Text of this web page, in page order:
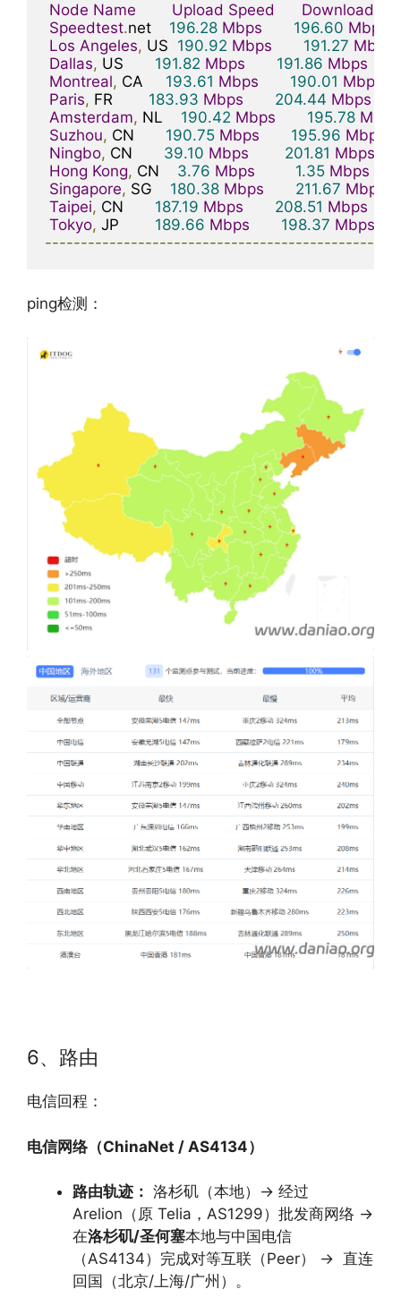
Node Name Upload Speed Download
Speedtest.net 196.28 Mbps 196.60 Mbps
Los Angeles, US 190.92 Mbps 191.27 Mbps
Dallas, US 191.82 Mbps 191.86 Mbps
Montreal, CA 193.61 Mbps 190.01 Mbps
Paris, FR 183.93 Mbps 204.44 Mbps
Amsterdam, NL 190.42 Mbps 195.78 Mbps
Suzhou, CN 190.75 Mbps 195.96 Mbps
Ningbo, CN 39.10 Mbps 201.81 Mbps
Hong Kong, CN 3.76 Mbps 1.35 Mbps
Singapore, SG 180.38 Mbps 211.67 Mbps
Taipei, CN 187.19 Mbps 208.51 Mbps
Tokyo, JP 189.66 Mbps 198.37 Mbps
ping检测：
6、路由
电信回程：
电信网络（ChinaNet / AS4134）
路由轨迹： 洛杉矶（本地） → 经过
Arelion（原 Telia，AS1299）批发商网络 →
在洛杉矶/圣何塞本地与中国电信
（AS4134）完成对等互联（Peer） → 直连
回国（北京/上海/广州）。